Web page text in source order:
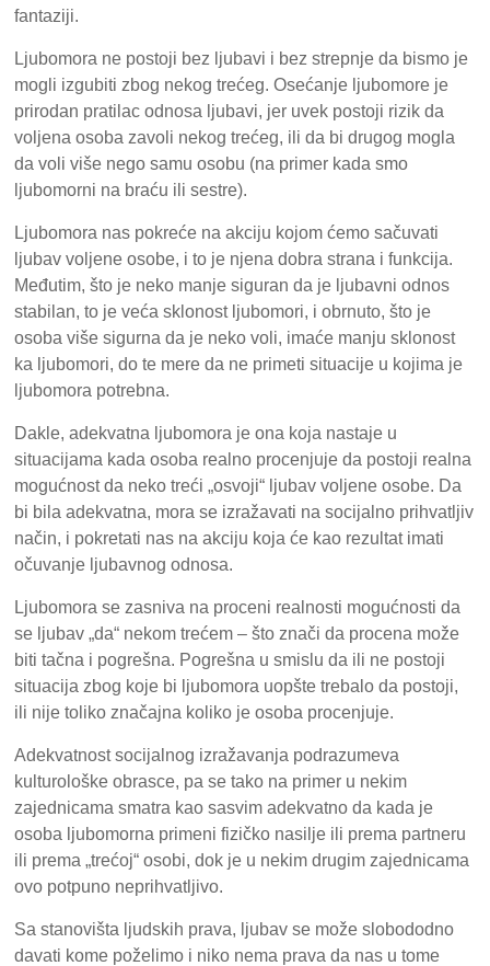
fantaziji.
Ljubomora ne postoji bez ljubavi i bez strepnje da bismo je
mogli izgubiti zbog nekog trećeg. Osećanje ljubomore je
prirodan pratilac odnosa ljubavi, jer uvek postoji rizik da
voljena osoba zavoli nekog trećeg, ili da bi drugog mogla
da voli više nego samu osobu (na primer kada smo
ljubomorni na braću ili sestre).
Ljubomora nas pokreće na akciju kojom ćemo sačuvati
ljubav voljene osobe, i to je njena dobra strana i funkcija.
Međutim, što je neko manje siguran da je ljubavni odnos
stabilan, to je veća sklonost ljubomori, i obrnuto, što je
osoba više sigurna da je neko voli, imaće manju sklonost
ka ljubomori, do te mere da ne primeti situacije u kojima je
ljubomora potrebna.
Dakle, adekvatna ljubomora je ona koja nastaje u
situacijama kada osoba realno procenjuje da postoji realna
mogućnost da neko treći „osvoji“ ljubav voljene osobe. Da
bi bila adekvatna, mora se izražavati na socijalno prihvatljiv
način, i pokretati nas na akciju koja će kao rezultat imati
očuvanje ljubavnog odnosa.
Ljubomora se zasniva na proceni realnosti mogućnosti da
se ljubav „da“ nekom trećem – što znači da procena može
biti tačna i pogrešna. Pogrešna u smislu da ili ne postoji
situacija zbog koje bi ljubomora uopšte trebalo da postoji,
ili nije toliko značajna koliko je osoba procenjuje.
Adekvatnost socijalnog izražavanja podrazumeva
kulturološke obrasce, pa se tako na primer u nekim
zajednicama smatra kao sasvim adekvatno da kada je
osoba ljubomorna primeni fizičko nasilje ili prema partneru
ili prema „trećoj“ osobi, dok je u nekim drugim zajednicama
ovo potpuno neprihvatljivo.
Sa stanovišta ljudskih prava, ljubav se može slobododno
davati kome poželimo i niko nema prava da nas u tome